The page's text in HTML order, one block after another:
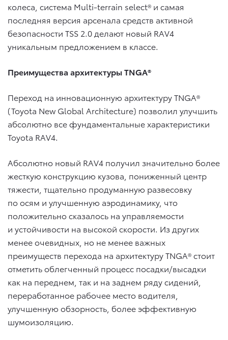
колеса, система Multi-terrain select® и самая
последняя версия арсенала средств активной
безопасности TSS 2.0 делают новый RAV4
уникальным предложением в классе.
Преимущества архитектуры TNGA®
Переход на инновационную архитектуру TNGA®
(Toyota New Global Architecture) позволил улучшить
абсолютно все фундаментальные характеристики
Toyota RAV4.
Абсолютно новый RAV4 получил значительно более
жесткую конструкцию кузова, пониженный центр
тяжести, тщательно продуманную развесовку
по осям и улучшенную аэродинамику, что
положительно сказалось на управляемости
и устойчивости на высокой скорости. Из других
менее очевидных, но не менее важных
преимуществ перехода на архитектуру TNGA® стоит
отметить облегченный процесс посадки/высадки
как на переднем, так и на заднем ряду сидений,
переработанное рабочее место водителя,
улучшенную обзорность, более эффективную
шумоизоляцию.